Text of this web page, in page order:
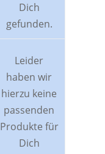
Dich
gefunden.
Leider
haben wir
hierzu keine
passenden
Produkte für
Dich